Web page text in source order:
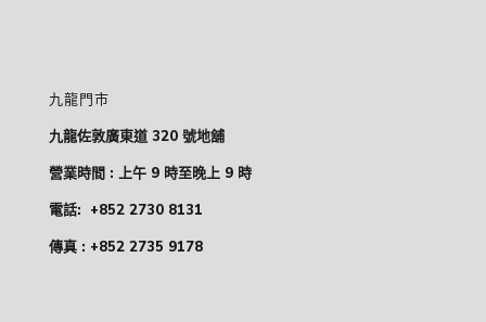
九龍門市
九龍佐敦廣東道 320 號地舖
營業時間 : 上午 9 時至晚上 9 時
電話: +852 2730 8131
傳真 : +852 2735 9178